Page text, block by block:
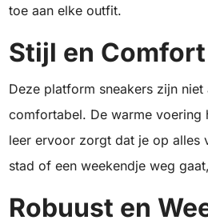
toe aan elke outfit.
Stijl en
Deze platform sneakers zijn
comfortabel. De warme voering
leer ervoor zorgt dat je op alles
stad of een weekendje weg
Robuust en